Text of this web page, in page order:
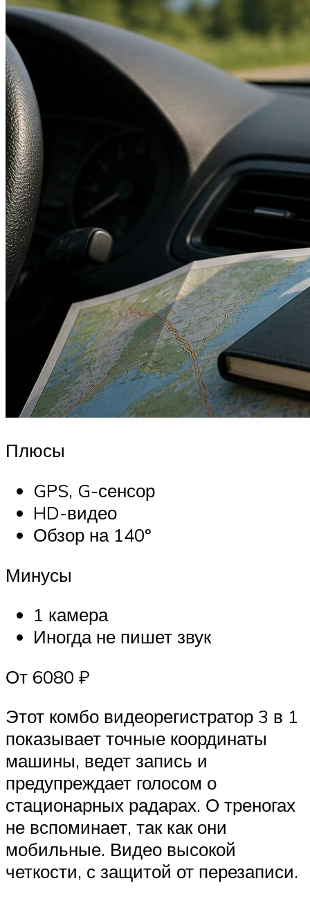
Плюсы
GPS, G-сенсор
HD-видео
Обзор на 140º
Минусы
1 камера
Иногда не пишет звук
От 6080 ₽
Этот комбо видеорегистратор 3 в 1
показывает точные координаты
машины, ведет запись и
предупреждает голосом о
стационарных радарах. О треногах
не вспоминает, так как они
мобильные. Видео высокой
четкости, с защитой от перезаписи.